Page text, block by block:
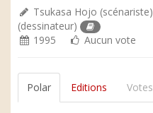
Tsukasa Hojo (scénariste)
(dessinateur)
1995
Aucun vote
Polar Editions Votes